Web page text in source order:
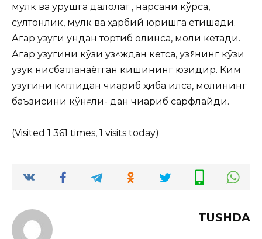
мулк ва урушга далолат , нарсани кўрса,
султонлик, мулк ва ҳарбий юришга етишади.
Агар узуги ундан тортиб олинса, моли кетади.
Агар узугини кўзи уз^ждан кетса, уз۶нинг кўзи
узук нисбатланаётган кишининг юзидир. Ким
узугини к^глидан чиқариб ҳиба қилса, молининг
баъзисини кўнғли- дан чиқариб сарфлайди.
(Visited 1 361 times, 1 visits today)
TUSHDA